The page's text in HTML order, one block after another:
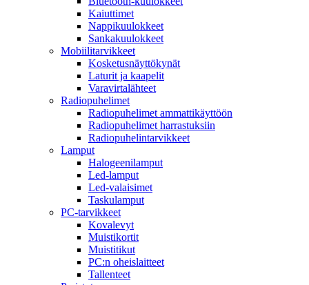
Kaiuttimet
Nappikuulokkeet
Sankakuulokkeet
Mobiilitarvikkeet
Kosketusnäyttökynät
Laturit ja kaapelit
Varavirtalähteet
Radiopuhelimet
Radiopuhelimet ammattikäyttöön
Radiopuhelimet harrastuksiin
Radiopuhelintarvikkeet
Lamput
Halogeenilamput
Led-lamput
Led-valaisimet
Taskulamput
PC-tarvikkeet
Kovalevyt
Muistikortit
Muistitikut
PC:n oheislaitteet
Tallenteet